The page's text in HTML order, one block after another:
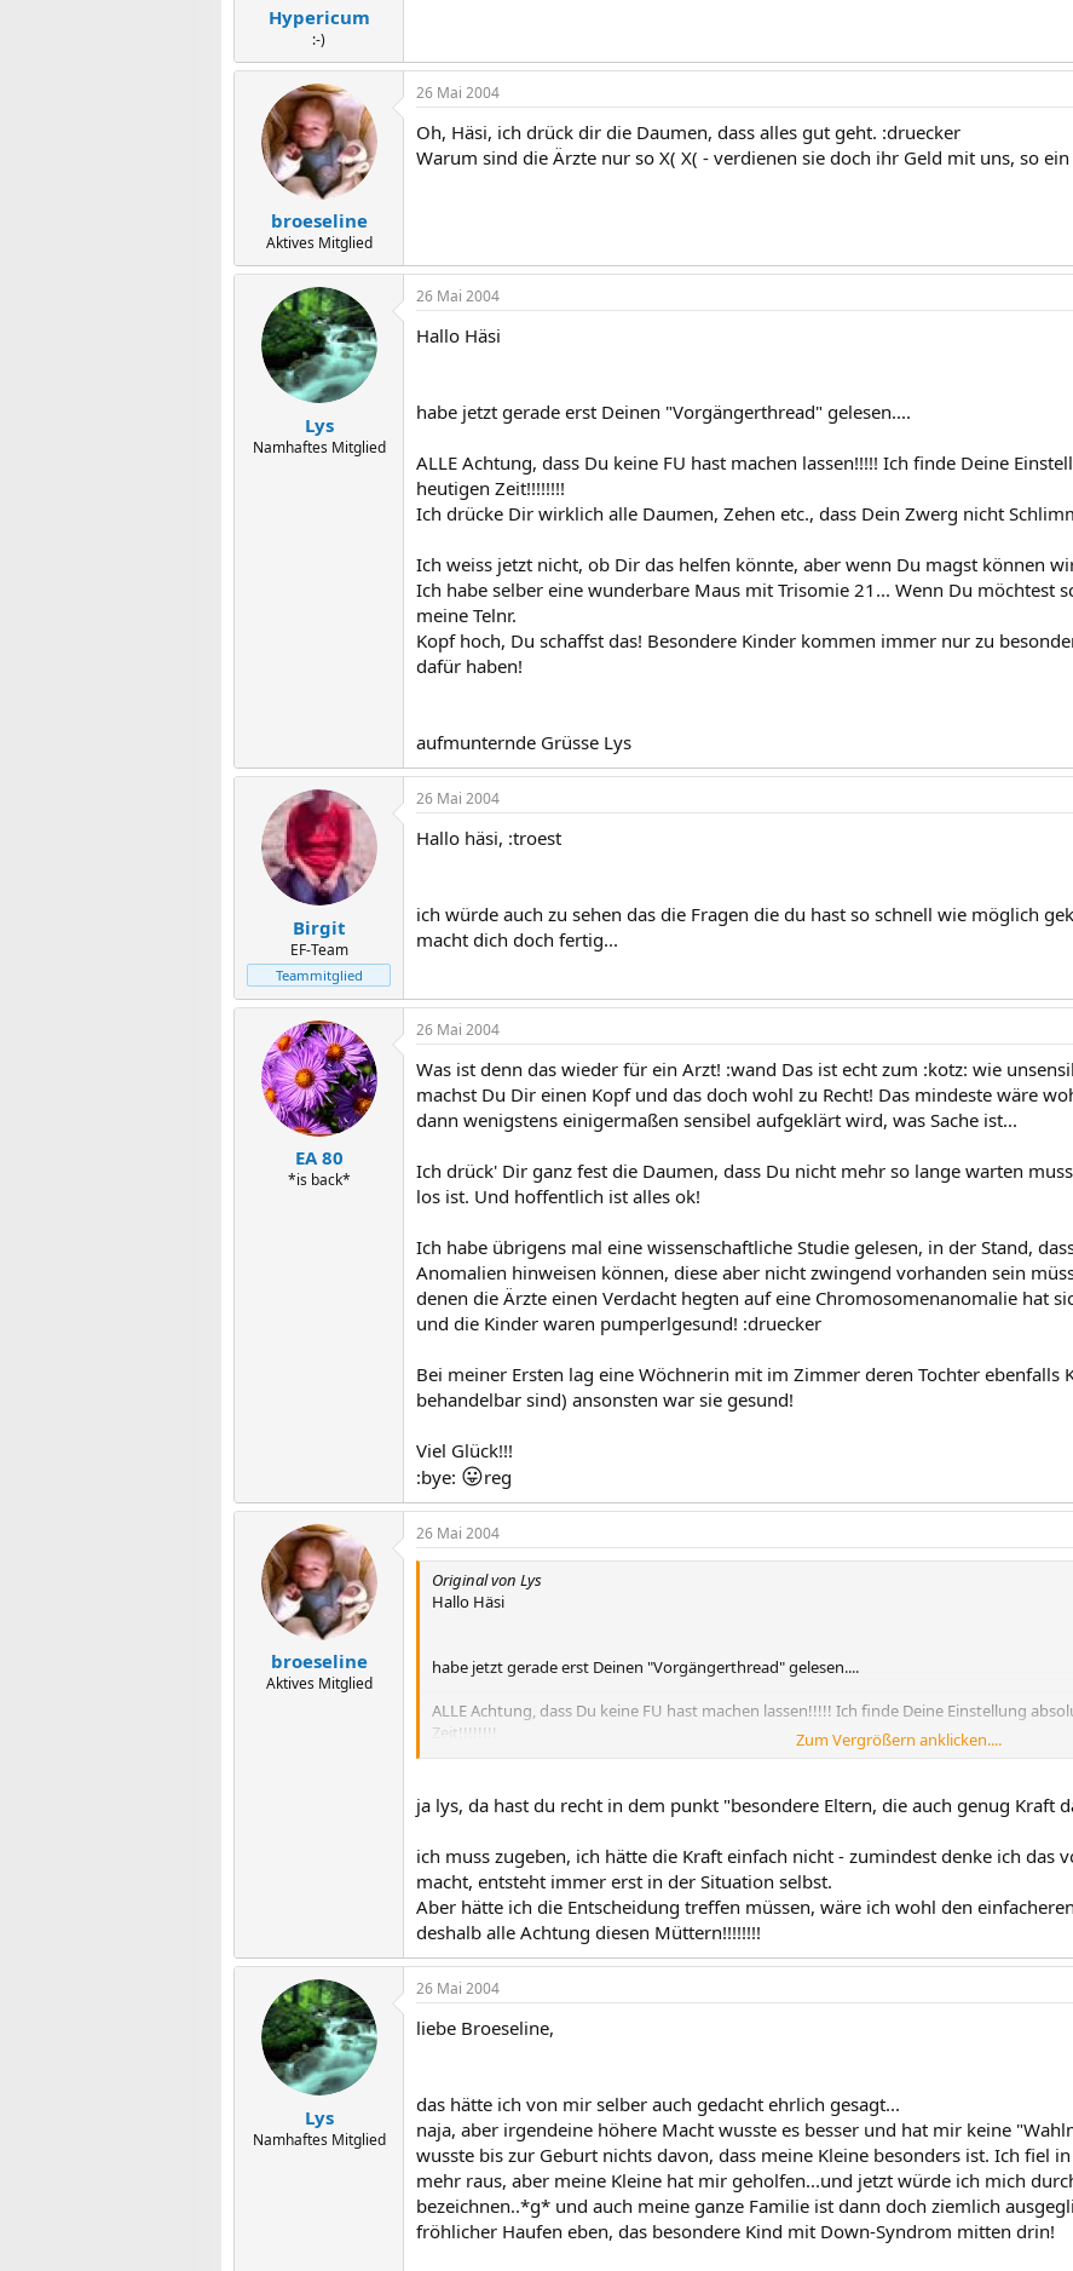
Hypericum
:-)
broeseline
Aktives Mitglied
26 Mai 2004
Oh, Häsi, ich drück dir die Daumen, dass alles gut geht. :druecker
Warum sind die Ärzte nur so X( X( - verdienen sie doch ihr Geld mit uns, so ein
Lys
Namhaftes Mitglied
26 Mai 2004
Hallo Häsi
habe jetzt gerade erst Deinen "Vorgängerthread" gelesen....
ALLE Achtung, dass Du keine FU hast machen lassen!!!!! Ich finde Deine
heutigen Zeit!!!!!!!!
Ich drücke Dir wirklich alle Daumen, Zehen etc., dass Dein Zwerg nicht
Ich weiss jetzt nicht, ob Dir das helfen könnte, aber wenn Du magst können
Ich habe selber eine wunderbare Maus mit Trisomie 21... Wenn Du möchtest
meine Telnr.
Kopf hoch, Du schaffst das! Besondere Kinder kommen immer nur zu
dafür haben!
aufmunternde Grüsse Lys
Birgit
EF-Team
Teammitglied
26 Mai 2004
Hallo häsi, :troest
ich würde auch zu sehen das die Fragen die du hast so schnell wie möglich
macht dich doch fertig...
EA 80
*is back*
26 Mai 2004
Was ist denn das wieder für ein Arzt! :wand Das ist echt zum :kotz: wie
machst Du Dir einen Kopf und das doch wohl zu Recht! Das mindeste wäre
dann wenigstens einigermaßen sensibel aufgeklärt wird, was Sache ist...
Ich drück' Dir ganz fest die Daumen, dass Du nicht mehr so lange warten
los ist. Und hoffentlich ist alles ok!
Ich habe übrigens mal eine wissenschaftliche Studie gelesen, in der Stand,
Anomalien hinweisen können, diese aber nicht zwingend vorhanden sein
denen die Ärzte einen Verdacht hegten auf eine Chromosomenanomalie hat
und die Kinder waren pumperlgesund! :druecker
Bei meiner Ersten lag eine Wöchnerin mit im Zimmer deren Tochter ebenfalls
behandelbar sind) ansonsten war sie gesund!
Viel Glück!!!
:bye: 😛reg
broeseline
Aktives Mitglied
26 Mai 2004
Original von Lys
Hallo Häsi
habe jetzt gerade erst Deinen "Vorgängerthread" gelesen....
ALLE Achtung, dass Du keine FU hast machen lassen!!!!! Ich finde Deine Einstellung
Zeit!!!!!!!!
Ich drücke Dir wirklich alle Daumen, Zehen etc., dass Dein Zwerg nicht Schlimmes hat.
Ich weiss jetzt nicht, ob Dir das helfen könnte, aber wenn Du magst können wir gern mal
Ich habe selber eine wunderbare Maus mit Trisomie 21... Wenn Du möchtest schreib mir
aufmunternde Grüsse Lys
Zum Vergrößern anklicken....
ja lys, da hast du recht in dem punkt "besondere Eltern, die auch genug Kraft
ich muss zugeben, ich hätte die Kraft einfach nicht - zumindest denke ich das
macht, entsteht immer erst in der Situation selbst.
Aber hätte ich die Entscheidung treffen müssen, wäre ich wohl den
deshalb alle Achtung diesen Müttern!!!!!!!!
Lys
Namhaftes Mitglied
26 Mai 2004
liebe Broeseline,
das hätte ich von mir selber auch gedacht ehrlich gesagt...
naja, aber irgendeine höhere Macht wusste es besser und hat mir keine
wusste bis zur Geburt nichts davon, dass meine Kleine besonders ist. Ich fiel
mehr raus, aber meine Kleine hat mir geholfen...und jetzt würde ich mich
bezeichnen..*g* und auch meine ganze Familie ist dann doch ziemlich
fröhlicher Haufen eben, das besondere Kind mit Down-Syndrom mitten drin!